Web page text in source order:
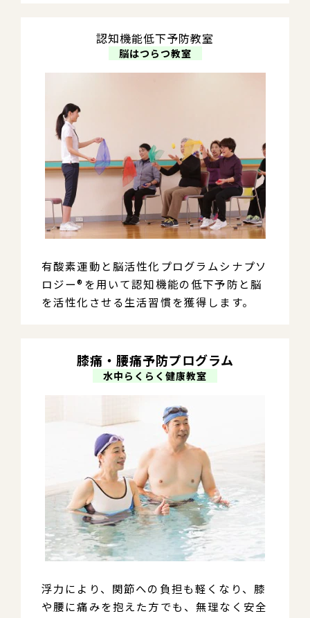
認知機能低下予防教室
脳はつらつ教室
有酸素運動と脳活性化プログラムシナプソ
ロジー®を用いて認知機能の低下予防と脳
を活性化させる生活習慣を獲得します。
膝痛・腰痛予防プログラム
水中らくらく健康教室
浮力により、関節への負担も軽くなり、膝
や腰に痛みを抱えた方でも、無理なく安全